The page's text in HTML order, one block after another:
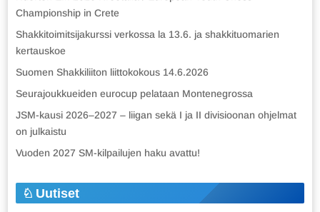
Championship in Crete
Shakkitoimitsijakurssi verkossa la 13.6. ja shakkituomarien
kertauskoe
Suomen Shakkiliiton liittokokous 14.6.2026
Seurajoukkueiden eurocup pelataan Montenegrossa
JSM-kausi 2026–2027 – liigan sekä I ja II divisioonan ohjelmat
on julkaistu
Vuoden 2027 SM-kilpailujen haku avattu!
Uutiset